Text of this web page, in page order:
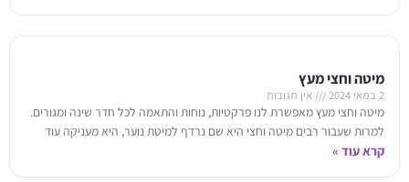
מיטה וחצי מעץ
2 במאי 2024 אין תגובות
מיטה וחצי מעץ מאפשרת לנו פרקטיות, נוחות והתאמה לכל חדר שינה ומגורים.
למרות שעבור רבים מיטה וחצי היא שם נרדף למיטת נוער, היא מעניקה עוד
קרא עוד »